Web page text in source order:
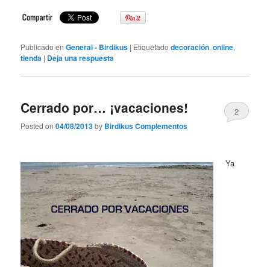
Publicado en General - Birdikus | Etiquetado decoración,online,
tienda | Deja una respuesta
Cerrado por… ¡vacaciones!
Posted on04/08/2013by Birdikus Complementos
2
Ya